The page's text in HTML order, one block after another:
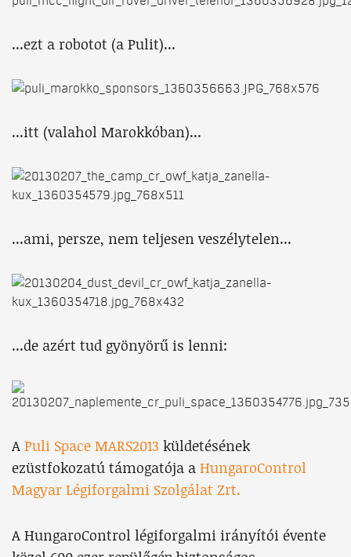
...ezt a robotot (a Pulit)...
...itt (valahol Marokkóban)...
...ami, persze, nem teljesen veszélytelen...
...de azért tud gyönyörű is lenni:
A Puli Space MARS2013 küldetésének
ezüstfokozatú támogatója a HungaroControl
Magyar Légiforgalmi Szolgálat Zrt.
A HungaroControl légiforgalmi irányítói évente